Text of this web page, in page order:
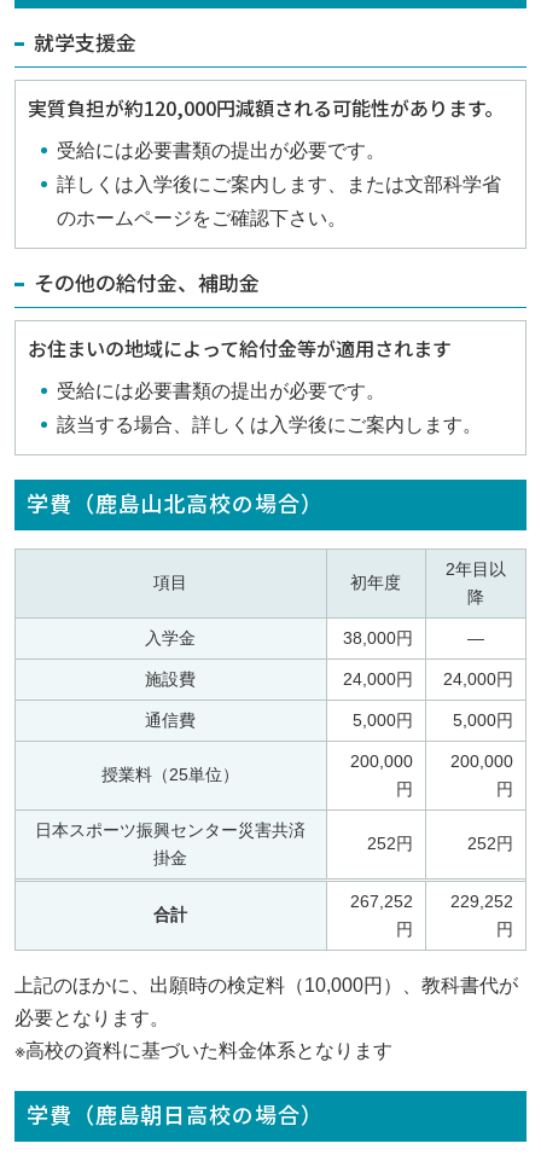
就学支援金
実質負担が約120,000円減額される可能性があります。
受給には必要書類の提出が必要です。
詳しくは入学後にご案内します、または文部科学省
のホームページをご確認下さい。
その他の給付金、補助金
お住まいの地域によって給付金等が適用されます
受給には必要書類の提出が必要です。
該当する場合、詳しくは入学後にご案内します。
学費（鹿島山北高校の場合）
項目 初年度
2年目以
降
入学金 38,000円 —
施設費 24,000円 24,000円
通信費 5,000円 5,000円
授業料（25単位）
200,000
円
200,000
円
日本スポーツ振興センター災害共済
掛金
252円 252円
合計
267,252
円
229,252
円
上記のほかに、出願時の検定料（10,000円）、教科書代が
必要となります。
※高校の資料に基づいた料金体系となります
学費（鹿島朝日高校の場合）